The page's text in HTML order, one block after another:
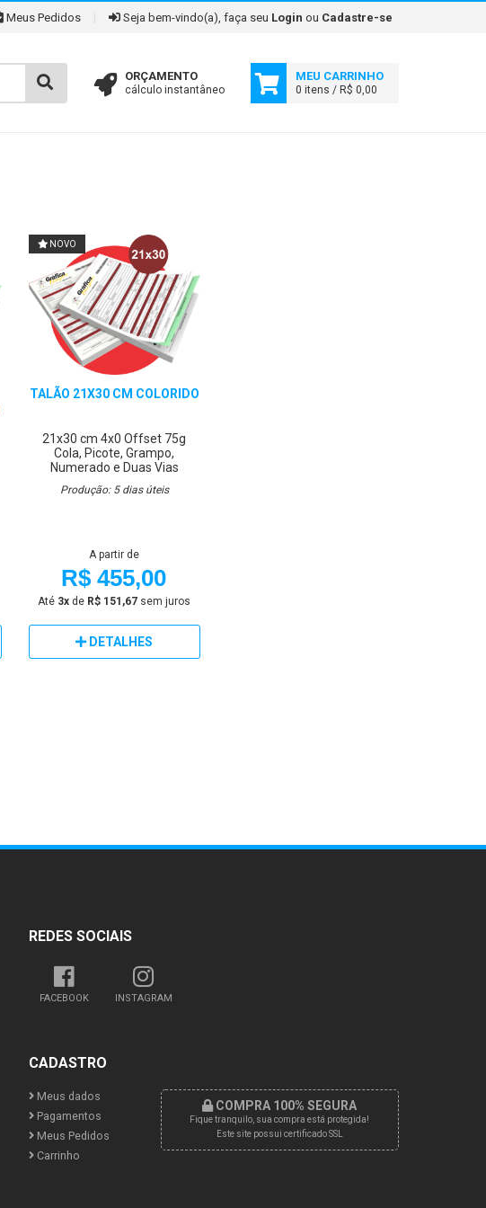
Meus Pedidos Seja bem-vindo(a), faça seu Login ou Cadastre-se
ORÇAMENTO
cálculo instantâneo
MEU CARRINHO
0 itens / R$ 0,00
NOVO
TALÃO 21X30 CM COLORIDO
21x30 cm 4x0 Offset 75g
Cola, Picote, Grampo,
Numerado e Duas Vias
Produção: 5 dias úteis
A partir de
R$ 455,00
Até 3x de R$ 151,67 sem juros
DETALHES
REDES SOCIAIS
FACEBOOK INSTAGRAM
CADASTRO
Meus dados
Pagamentos
Meus Pedidos
Carrinho
COMPRA 100% SEGURA
Fique tranquilo, sua compra está protegida!
Este site possui certificado SSL